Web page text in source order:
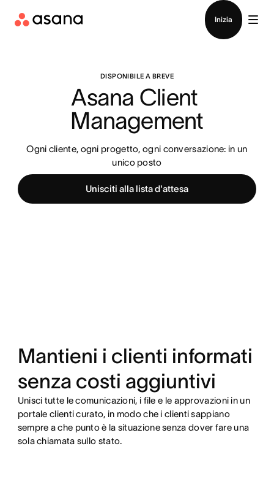
Inizia
DISPONIBILE A BREVE
Asana Client
Management
Ogni cliente, ogni progetto, ogni conversazione: in un
unico posto
Unisciti alla lista d'attesa
Mantieni i clienti informati
senza costi aggiuntivi
Unisci tutte le comunicazioni, i file e le approvazioni in un
portale clienti curato, in modo che i clienti sappiano
sempre a che punto è la situazione senza dover fare una
sola chiamata sullo stato.